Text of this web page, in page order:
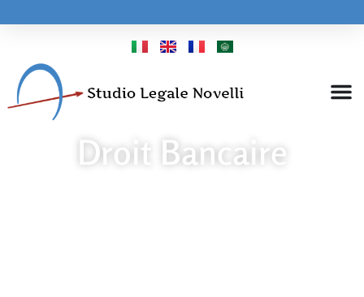
Droit Bancaire